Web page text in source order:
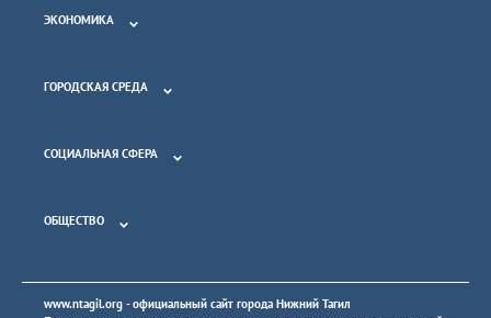
ЭКОНОМИКА
ГОРОДСКАЯ СРЕДА
СОЦИАЛЬНАЯ СФЕРА
ОБЩЕСТВО
www.ntagil.org - официальный сайт города Нижний Тагил